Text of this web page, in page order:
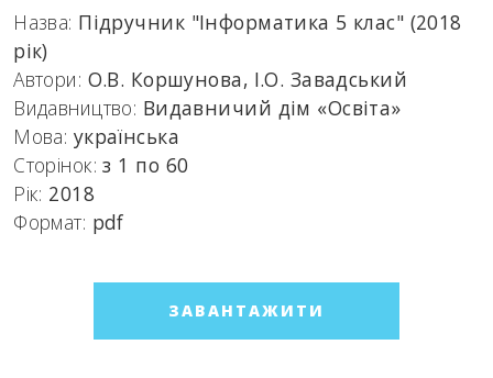
Назва: Підручник "Інформатика 5 клас" (2018
рік)
Автори: О.В. Коршунова, І.О. Завадський
Видавництво: Видавничий дім «Освіта»
Мова: українська
Сторінок:з 1 по 60
Рік: 2018
Формат: pdf
ЗАВАНТАЖИТИ